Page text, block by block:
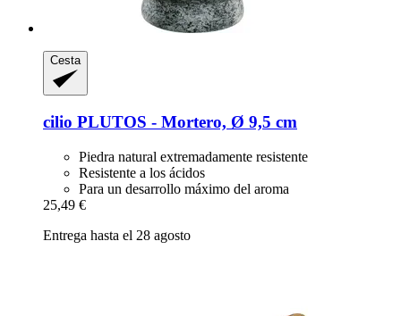
Cesta
cilio PLUTOS -​ Mortero, Ø 9,5 cm
Piedra natural extremadamente resistente
Resistente a los ácidos
Para un desarrollo máximo del aroma
25,49 €
Entrega hasta el 28 agosto